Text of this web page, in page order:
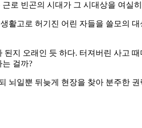
로 빈곤의 시대가 그 시대상을 여실
활고로 허기진 어린 자들을 쓸모의
지 오래인 듯 하다. 터져버린 사고
걸까?
일뿐 뒤늦게 현장을 찾아 분주한